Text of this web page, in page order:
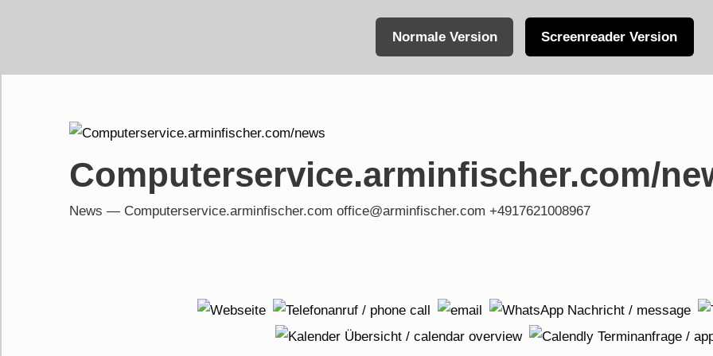
Normale Version Screenreader Version
content
Computerservice.arminfischer.com/
News — Computerservice.arminfischer.com office@arminfischer.com +4917621008967